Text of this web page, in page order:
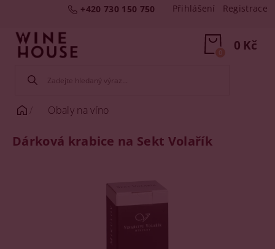
+420 730 150 750 Přihlášení Registrace
0 Kč
0
Obaly na víno
Dárková krabice na Sekt Volařík